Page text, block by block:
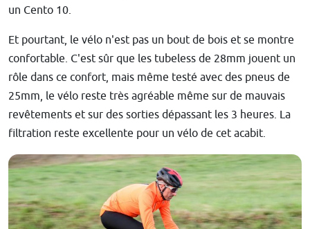
un Cento 10.
Et pourtant, le vélo n'est pas un bout de bois et se montre
confortable. C'est sûr que les tubeless de 28mm jouent un
rôle dans ce confort, mais même testé avec des pneus de
25mm, le vélo reste très agréable même sur de mauvais
revêtements et sur des sorties dépassant les 3 heures. La
filtration reste excellente pour un vélo de cet acabit.